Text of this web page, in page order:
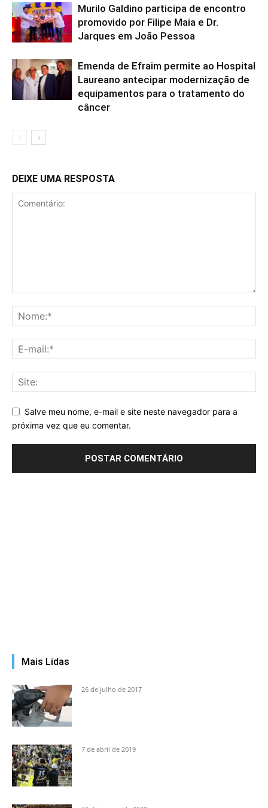
Murilo Galdino participa de encontro
promovido por Filipe Maia e Dr.
Jarques em João Pessoa
Emenda de Efraim permite ao Hospital
Laureano antecipar modernização de
equipamentos para o tratamento do
câncer
DEIXE UMA RESPOSTA
Salve meu nome, e-mail e site neste navegador para a
próxima vez que eu comentar.
Mais Lidas
26 de julho de 2017
7 de abril de 2019